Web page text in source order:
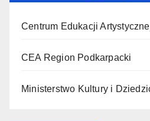
Centrum Edukacji
CEA Region Podkarpacki
Ministerstwo Kultury i